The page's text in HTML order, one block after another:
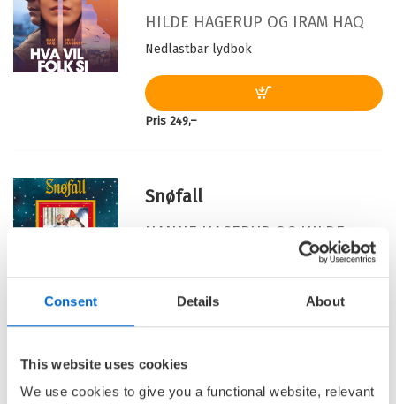
Consent Details About
This website uses cookies
We use cookies to give you a functional website, relevant
HILDE HAGERUP OG IRAM HAQ
Nedlastbar lydbok
Pris 249,–
Snøfall
HANNE HAGERUP OG HILDE
Nedlastbar lydbok